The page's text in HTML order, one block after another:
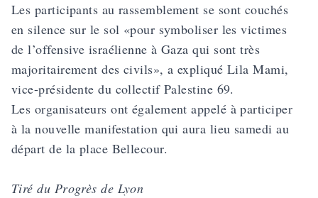
Les participants au rassemblement se sont couchés
en silence sur le sol «pour symboliser les victimes
de l’offensive israélienne à Gaza qui sont très
majoritairement des civils», a expliqué Lila Mami,
vice-présidente du collectif Palestine 69.
Les organisateurs ont également appelé à participer
à la nouvelle manifestation qui aura lieu samedi au
départ de la place Bellecour.
Tiré du Progrès de Lyon